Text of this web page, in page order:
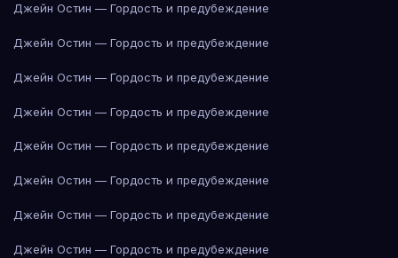
Джейн Остин — Гордость и предубеждение
Джейн Остин — Гордость и предубеждение
Джейн Остин — Гордость и предубеждение
Джейн Остин — Гордость и предубеждение
Джейн Остин — Гордость и предубеждение
Джейн Остин — Гордость и предубеждение
Джейн Остин — Гордость и предубеждение
Джейн Остин — Гордость и предубеждение